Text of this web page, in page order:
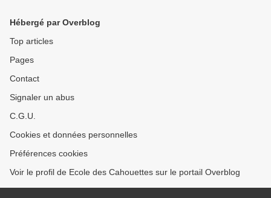
Hébergé par Overblog
Top articles
Pages
Contact
Signaler un abus
C.G.U.
Cookies et données personnelles
Préférences cookies
Voir le profil de Ecole des Cahouettes sur le portail Overblog